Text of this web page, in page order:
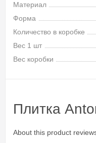
Материал
Форма
Количество в коробке
Вес 1 шт
Вес коробки
Плитка
About this product